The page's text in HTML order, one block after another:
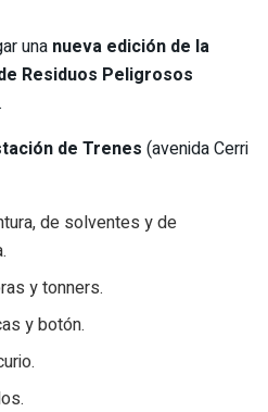
una nueva edición de la
Residuos Peligrosos
de Trenes (avenida Cerri
de solventes y de
y tonners.
y botón.